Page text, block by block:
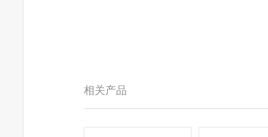
相关产品